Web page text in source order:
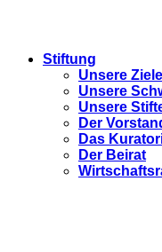
Stiftung
Unsere Ziele
Unsere
Unsere
Der
Das
Der Beirat